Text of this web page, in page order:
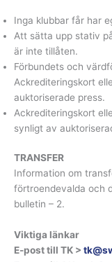
Inga klubbar får har
Att sätta upp stativ
är inte tillåten.
Förbundets och
Ackrediteringskort
auktoriserade press.
Ackrediteringskort
synligt av
TRANSFER
Information om
förtroendevalda och
bulletin – 2.
Viktiga länkar
E-post till TK >